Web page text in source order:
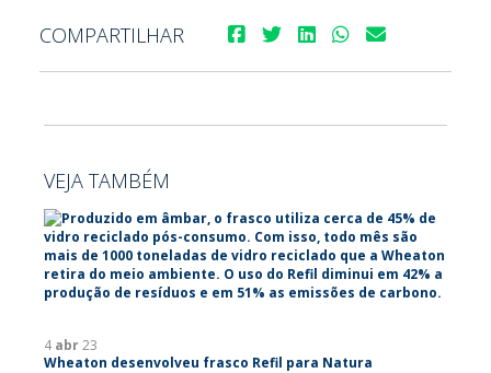
COMPARTILHAR
VEJA TAMBÉM
4abr23
Wheaton desenvolveu frasco Refil para Natura